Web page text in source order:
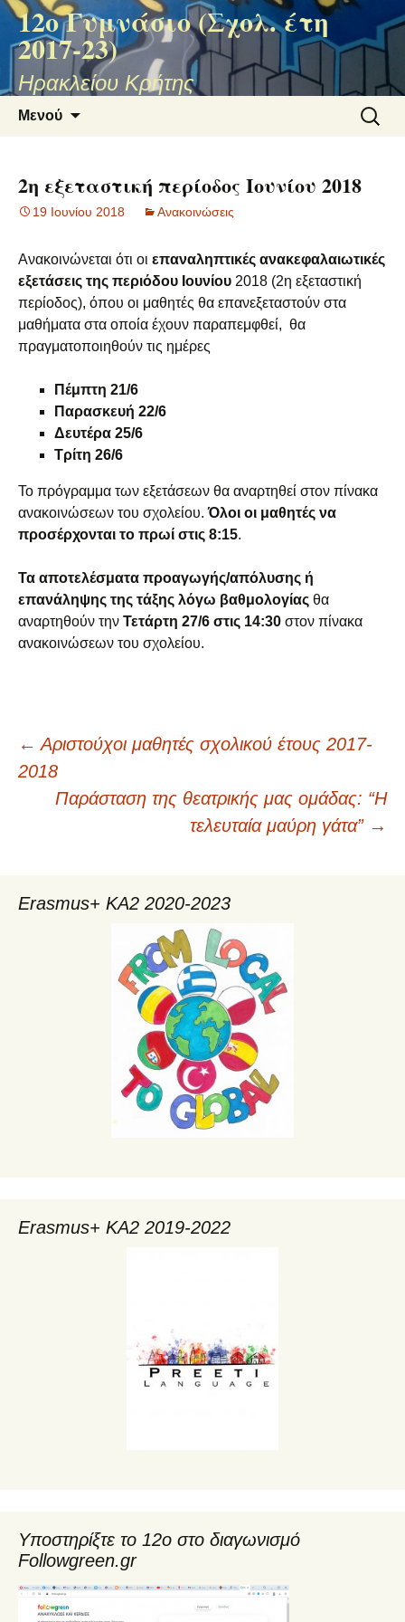
12ο Γυμνάσιο (Σχολ. έτη
2017-23)
Ηρακλείου Κρήτης
Μενού
για:
2η εξεταστική περίοδος Ιουνίου 2018
19 Ιουνίου 2018 Ανακοινώσεις
Ανακοινώνεται ότι οι επαναληπτικές ανακεφαλαιωτικές
εξετάσεις της περιόδου Ιουνίου 2018 (2η εξεταστική
περίοδος), όπου οι μαθητές θα επανεξεταστούν στα
μαθήματα στα οποία έχουν παραπεμφθεί, θα
πραγματοποιηθούν τις ημέρες
Πέμπτη 21/6
Παρασκευή 22/6
Δευτέρα 25/6
Τρίτη 26/6
Το πρόγραμμα των εξετάσεων θα αναρτηθεί στον πίνακα
ανακοινώσεων του σχολείου.Όλοι οι μαθητές να
προσέρχονται το πρωί στις 8:15.
Τα αποτελέσματα προαγωγής/απόλυσης ή
επανάληψης της τάξης λόγω βαθμολογίας θα
αναρτηθούν την Τετάρτη 27/6 στις 14:30 στον πίνακα
ανακοινώσεων του σχολείου.
Πλοήγηση
← Αριστούχοι μαθητές σχολικού έτους 2017-
2018
Παράσταση της θεατρικής μας ομάδας: “Η
τελευταία μαύρη γάτα” →
Erasmus+ KA2 2020-2023
Erasmus+ KA2 2019-2022
Υποστηρίξτε το 12ο στο διαγωνισμό
Followgreen.gr